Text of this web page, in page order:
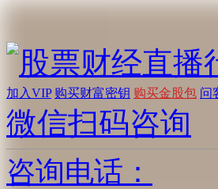
加入VIP 购买财富密钥 购买金股包 问
微信扫码咨询
咨询电话：